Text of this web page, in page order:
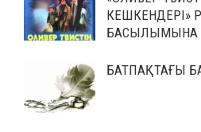
КЕШКЕНДЕРІ»
БАСЫЛЫМЫНА
БАТПАҚТАҒЫ